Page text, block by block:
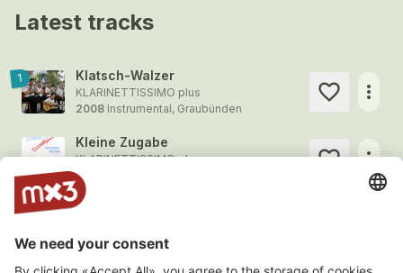
Latest tracks
1 Klatsch-Walzer
KLARINETTISSIMO plus
2008 Instrumental, Graubünden
more_horiz
Kleine Zugabe
KLARINETTISSIMO plus
2008
more_horiz
1 Klarinetta-Leni
2008Instrumental, Graubünden